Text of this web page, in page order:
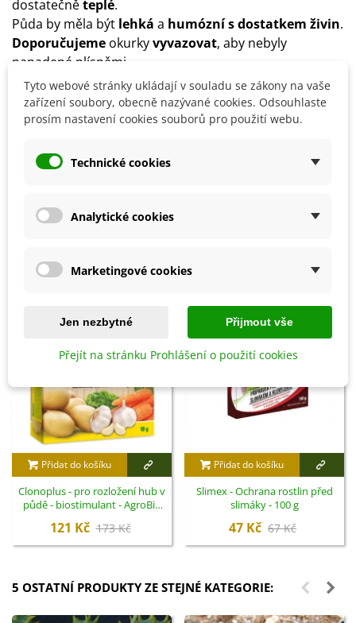
dostatečněteplé.
Půda by měla být lehká a humózní s dostatkem živin.
Doporučujeme okurkyvyvazovat, aby nebyly
napadené plísněmi.
Ideální spon by měl být50 x 100 cm, ale může se lišit
dle jednotlivých odrůd.
Na počátku kvetení můžeme
Přidat do košíku
Clonoplus - pro rozložení hub v
půdě - biostimulant - AgroBio
121 Kč 173 Kč
Přidat do košíku
Slimex - Ochrana rostlin před
slimáky - 100 g
47 Kč 67 Kč
5 OSTATNÍ PRODUKTY ZE STEJNÉ KATEGORIE:
Tyto webové stránky ukládají v souladu se zákony na vaše
zařízení soubory, obecně nazývané cookies. Odsouhlaste
prosím nastavení cookies souborů pro použití webu.
Technické cookies
Analytické cookies
Marketingové cookies
Jen nezbytné Přijmout vše
Přejít na stránku Prohlášení o použití cookies